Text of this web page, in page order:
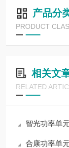
产品分
PRODUCT
相关文
RELATED
智光功率单
合康功率单